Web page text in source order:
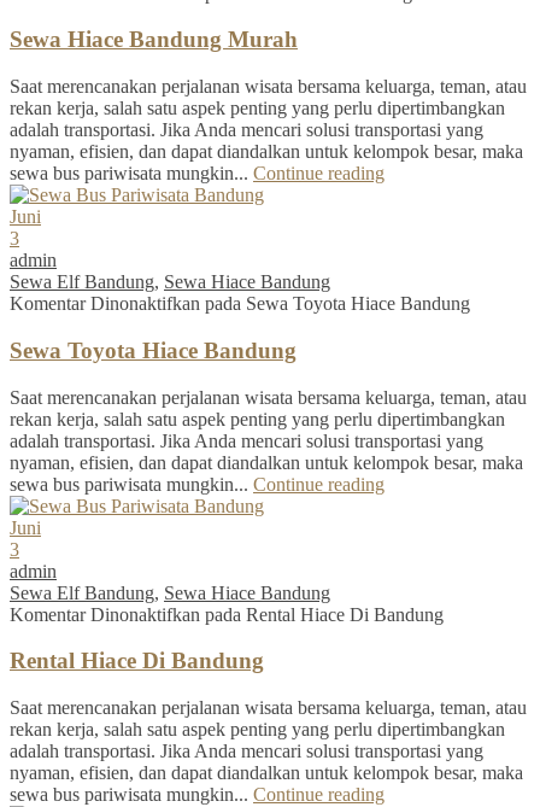
Sewa Hiace Bandung Murah
Saat merencanakan perjalanan wisata bersama keluarga, teman, atau
rekan kerja, salah satu aspek penting yang perlu dipertimbangkan
adalah transportasi. Jika Anda mencari solusi transportasi yang
nyaman, efisien, dan dapat diandalkan untuk kelompok besar, maka
sewa bus pariwisata mungkin... Continue reading
Juni
3
admin
Sewa Elf Bandung, Sewa Hiace Bandung
Komentar Dinonaktifkan pada Sewa Toyota Hiace Bandung
Sewa Toyota Hiace Bandung
Saat merencanakan perjalanan wisata bersama keluarga, teman, atau
rekan kerja, salah satu aspek penting yang perlu dipertimbangkan
adalah transportasi. Jika Anda mencari solusi transportasi yang
nyaman, efisien, dan dapat diandalkan untuk kelompok besar, maka
sewa bus pariwisata mungkin... Continue reading
Juni
3
admin
Sewa Elf Bandung, Sewa Hiace Bandung
Komentar Dinonaktifkan pada Rental Hiace Di Bandung
Rental Hiace Di Bandung
Saat merencanakan perjalanan wisata bersama keluarga, teman, atau
rekan kerja, salah satu aspek penting yang perlu dipertimbangkan
adalah transportasi. Jika Anda mencari solusi transportasi yang
nyaman, efisien, dan dapat diandalkan untuk kelompok besar, maka
sewa bus pariwisata mungkin... Continue reading